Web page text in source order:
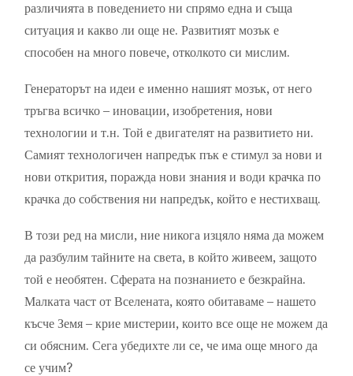
различията в поведението ни спрямо една и съща
ситуация и какво ли още не. Развитият мозък е
способен на много повече, отколкото си мислим.
Генераторът на идеи е именно нашият мозък, от него
тръгва всичко – иновации, изобретения, нови
технологии и т.н. Той е двигателят на развитието ни.
Самият технологичен напредък пък е стимул за нови и
нови открития, поражда нови знания и води крачка по
крачка до собствения ни напредък, който е нестихващ.
В този ред на мисли, ние никога изцяло няма да можем
да разбулим тайните на света, в който живеем, защото
той е необятен. Сферата на познанието е безкрайна.
Малката част от Вселената, която обитаваме – нашето
късче Земя – крие мистерии, които все още не можем да
си обясним. Сега убедихте ли се, че има още много да
се учим?